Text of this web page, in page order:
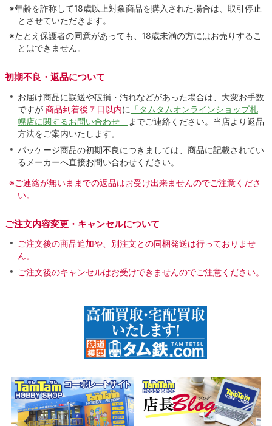
※年齢を詐称して18歳以上対象商品を購入された場合は、取引停止
とさせていただきます。
※たとえ保護者の同意があっても、18歳未満の方にはお売りするこ
とはできません。
初期不良・返品について
お届け商品に誤送や破損・汚れなどがあった場合は、大変お手数
ですが 商品到着後７日以内に 「タムタムオンラインショップ札
幌店に関するお問い合わせ」
までご連絡ください。当店より返品
方法をご案内いたします。
パッケージ商品の初期不良につきましては、商品に記載されてい
るメーカーへ直接お問い合わせください。
※ご連絡が無いままでの返品はお受け出来ませんのでご注意くださ
い。
ご注文内容変更・キャンセルについて
ご注文後の商品追加や、別注文との同梱発送は行っておりませ
ん。
ご注文後のキャンセルはお受けできませんのでご注意ください。